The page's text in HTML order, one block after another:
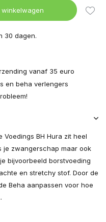
30 dagen.
vanaf 35 euro
en beha verlengers
Voedings BH Hura zit heel
je zwangerschap maar ook
bijvoorbeeld borstvoeding
en stretchy stof. Door de
Beha aanpassen voor hoe